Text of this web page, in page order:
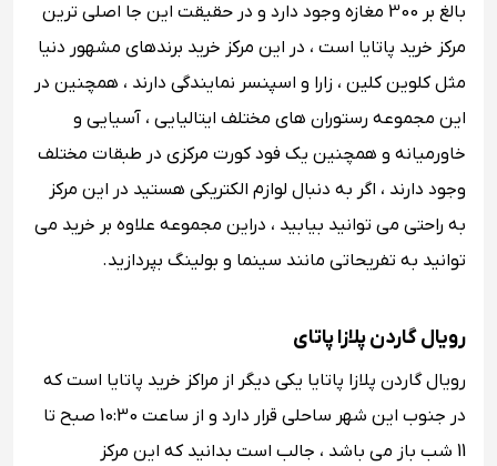
بالغ بر 300 مغازه وجود دارد و در حقیقت این جا اصلی ترین
مرکز خرید پاتایا است ، در این مرکز خرید برندهای مشهور دنیا
مثل کلوین کلین ، زارا و اسپنسر نمایندگی دارند ، همچنین در
این مجموعه رستوران های مختلف ایتالیایی ، آسیایی و
خاورمیانه و همچنین یک فود کورت مرکزی در طبقات مختلف
وجود دارند ، اگر به دنبال لوازم الکتریکی هستید در این مرکز
به راحتی می توانید بیابید ، دراین مجموعه علاوه بر خرید می
توانید به تفریحاتی مانند سینما و بولینگ بپردازید.
رویال گاردن پلازا پاتای
رویال گاردن پلازا پاتایا یکی دیگر از مراکز خرید پاتایا است که
در جنوب این شهر ساحلی قرار دارد و از ساعت 10:30 صبح تا
11 شب باز می باشد ، جالب است بدانید که این مرکز